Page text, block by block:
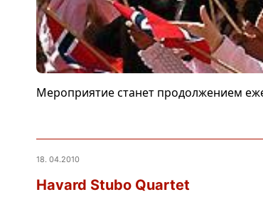
Мероприятие станет продолжением
18. 04.2010
Hаvard Stubo Quartet